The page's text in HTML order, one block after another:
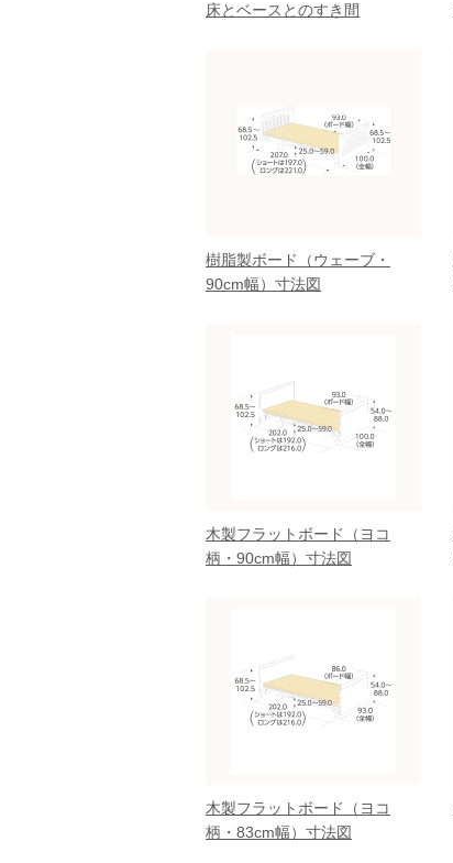
床とベースとのすき間
樹脂製ボード（ウェーブ・
90cm幅）寸法図
木製フラットボード（ヨコ
柄・90cm幅）寸法図
木製フラットボード（ヨコ
柄・83cm幅）寸法図